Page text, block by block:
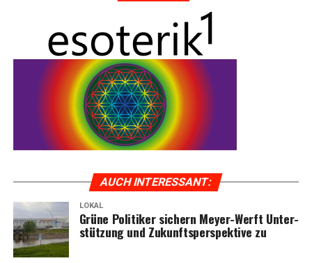
AUCH INTER­ES­SANT:
LOKAL
Grü­ne Poli­ti­ker sichern Mey­er-Werft Unter­
stüt­zung und Zukunfts­per­spek­ti­ve zu